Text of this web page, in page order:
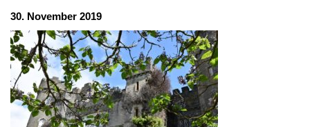
30. November 2019